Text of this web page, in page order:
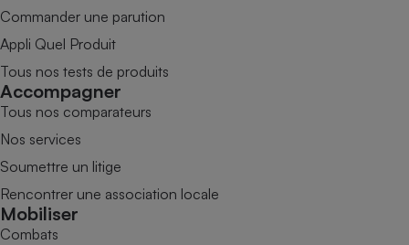
Commander une parution
Appli Quel Produit
Tous nos tests de produits
Accompagner
Tous nos comparateurs
Nos services
Soumettre un litige
Rencontrer une association locale
Mobiliser
Combats